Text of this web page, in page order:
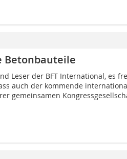
Betonbauteile
Leser der BFT International, es
auch der kommende
gemeinsamen